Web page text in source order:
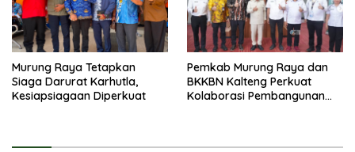
Murung Raya Tetapkan
Siaga Darurat Karhutla,
Kesiapsiagaan Diperkuat
Pemkab Murung Raya dan
BKKBN Kalteng Perkuat
Kolaborasi Pembangunan